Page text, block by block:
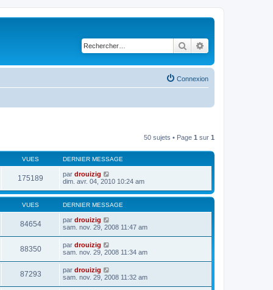
Rechercher
Connexion
50 sujets • Page 1 sur 1
VUES DERNIER MESSAGE
175189 par drouizig
dim. avr. 04, 2010 10:24 am
VUES DERNIER MESSAGE
84654 par drouizig
sam. nov. 29, 2008 11:47 am
88350 par drouizig
sam. nov. 29, 2008 11:34 am
87293 par drouizig
sam. nov. 29, 2008 11:32 am